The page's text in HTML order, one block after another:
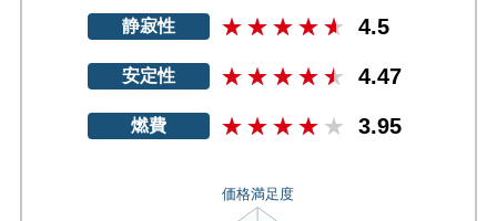
静寂性 4.5
安定性 4.47
燃費 3.95